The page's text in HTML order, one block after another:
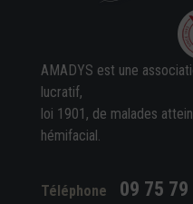
AMADYS est une
lucratif,
loi 1901, de malades
hémifacial.
Téléphone 09 75 79